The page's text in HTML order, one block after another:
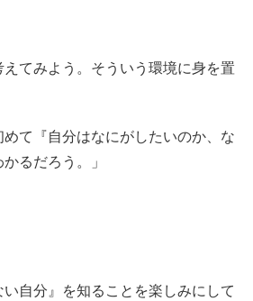
えてみよう。そういう環境に身を置
めて『自分はなにがしたいのか、な
るだろう。」
い自分』を知ることを楽しみにして